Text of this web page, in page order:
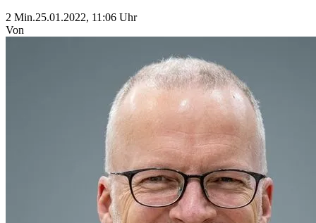
2 Min.25.01.2022, 11:06 Uhr
Von